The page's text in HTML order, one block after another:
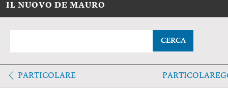
IL NUOVO DE MAURO
CERCA
PARTICOLARE